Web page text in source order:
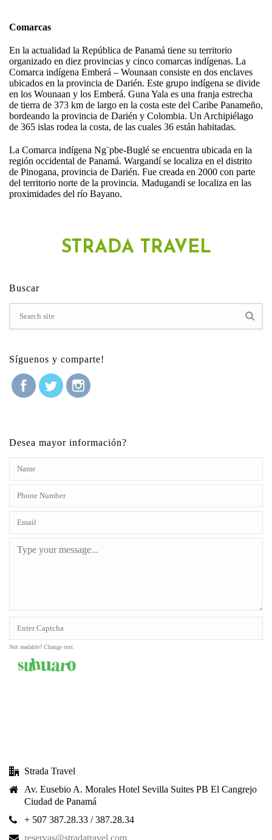
Comarcas
En la actualidad la República de Panamá tiene su territorio
organizado en diez provincias y cinco comarcas indígenas. La
Comarca indígena Emberá – Wounaan consiste en dos enclaves
ubicados en la provincia de Darién. Este grupo indígena se divide
en los Wounaan y los Emberá. Guna Yala es una franja estrecha
de tierra de 373 km de largo en la costa este del Caribe Panameño,
bordeando la provincia de Darién y Colombia. Un Archipiélago
de 365 islas rodea la costa, de las cuales 36 están habitadas.
La Comarca indígena Ng¨pbe-Buglé se encuentra ubicada en la
región occidental de Panamá. Wargandí se localiza en el distrito
de Pinogana, provincia de Darién. Fue creada en 2000 con parte
del territorio norte de la provincia. Madugandi se localiza en las
proximidades del río Bayano.
STRADA TRAVEL
Buscar
Síguenos y comparte!
Desea mayor información?
Not readable? Change text.
Strada Travel
Av. Eusebio A. Morales Hotel Sevilla Suites PB El Cangrejo
Ciudad de Panamá
+ 507 387.28.33 / 387.28.34